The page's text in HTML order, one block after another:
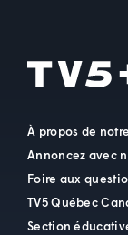
À propos de
Annoncez avec
Foire aux
TV5 Québec
Section